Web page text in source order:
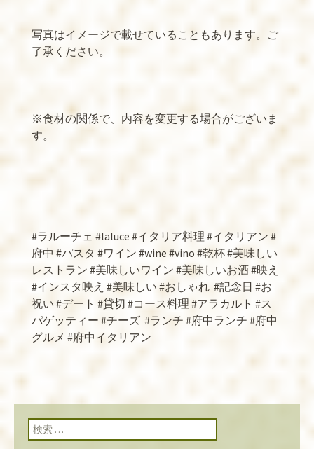
写真はイメージで載せていることもあります。ご
了承ください。
※食材の関係で、内容を変更する場合がございま
す。
#ラルーチェ #laluce #イタリア料理 #イタリアン #
府中 #パスタ #ワイン #wine #vino #乾杯#美味しい
レストラン #美味しいワイン #美味しいお酒#映え
#インスタ映え #美味しい #おしゃれ #記念日 #お
祝い #デート #貸切 #コース料理 #アラカルト #ス
パゲッティー #チーズ #ランチ #府中ランチ #府中
グルメ #府中イタリアン
検索: